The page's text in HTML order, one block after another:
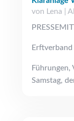
von Lena
Samstag,